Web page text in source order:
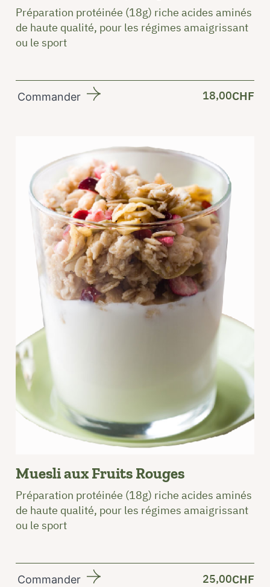
Préparation protéinée (18g) riche acides aminés
de haute qualité, pour les régimes amaigrissant
ou le sport
Commander 18,00CHF
Muesli aux Fruits Rouges
Préparation protéinée (18g) riche acides aminés
de haute qualité, pour les régimes amaigrissant
ou le sport
Commander 25,00CHF